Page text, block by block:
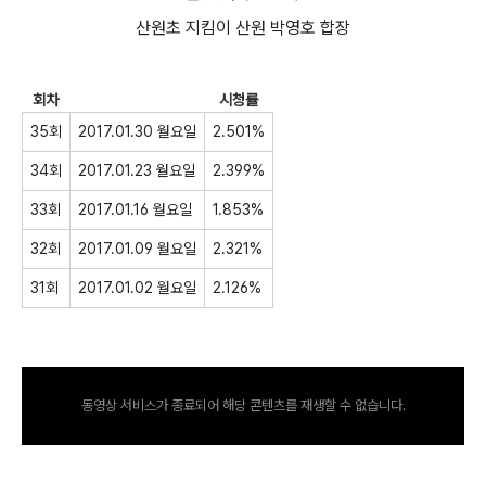
산원초 지킴이 산원 박영호 합장
회차
시청률
35회
2017.01.30 월요일 2.501%
34회 2017.01.23 월요일 2.399%
33회 2017.01.16 월요일 1.853%
32회 2017.01.09 월요일 2.321%
31회 2017.01.02 월요일 2.126%
동영상 서비스가 종료되어 해당 콘텐츠를 재생할 수 없습니다.